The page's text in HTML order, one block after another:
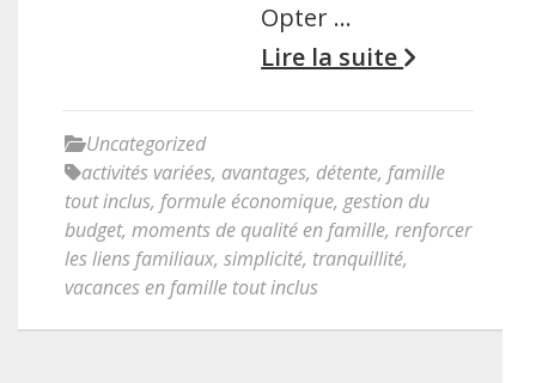
Opter …
Lire la suite
Uncategorized
activités variées, avantages, détente, famille
tout inclus, formule économique, gestion du
budget, moments de qualité en famille, renforcer
les liens familiaux, simplicité, tranquillité,
vacances en famille tout inclus